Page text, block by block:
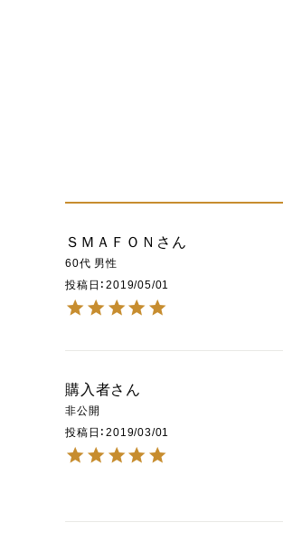
ＳＭＡＦＯＮ
60代 男性
投稿日
2019/05/01
購入者
非公開
投稿日
2019/03/01